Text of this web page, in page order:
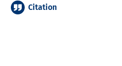
Citation